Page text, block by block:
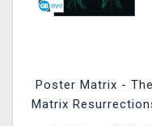
Poster Matrix - The
Matrix